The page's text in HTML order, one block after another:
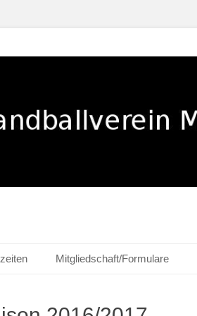
e. V.
Mitgliedschaft/Formulare